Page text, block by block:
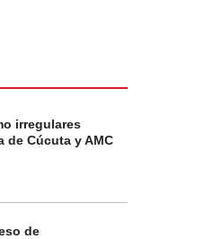
irregulares
de Cúcuta y AMC
de